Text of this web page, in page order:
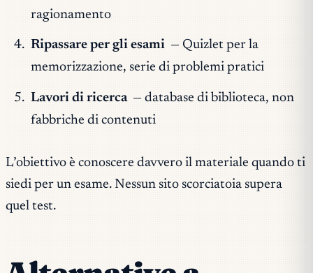
ragionamento
Ripassare per gli esami — Quizlet per la
memorizzazione, serie di problemi pratici
Lavori di ricerca — database di biblioteca, non
fabbriche di contenuti
L’obiettivo è conoscere davvero il materiale quando ti
siedi per un esame. Nessun sito scorciatoia supera
quel test.